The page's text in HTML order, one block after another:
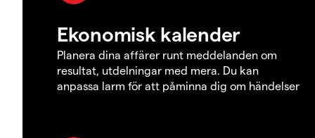
Ekonomisk kalender
Planera dina affärer runt meddelanden om
resultat, utdelningar med mera. Du kan
anpassa larm för att påminna dig om händelser